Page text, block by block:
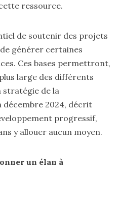
ressource.
de soutenir des projets
générer certaines
Ces bases permettront,
large des différents
stratégie de la
décembre 2024, décrit
progressif,
y allouer aucun moyen.
un élan à